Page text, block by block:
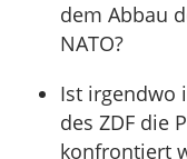
dem Abbau
NATO?
Ist irgendwo
des ZDF die
konfrontiert